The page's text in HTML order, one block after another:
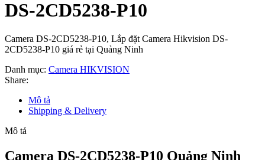
DS-2CD5238-P10
Camera DS-2CD5238-P10, Lắp đặt Camera Hikvision DS-
2CD5238-P10 giá rẻ tại Quảng Ninh
Danh mục: Camera HIKVISION
Share:
Mô tả
Shipping & Delivery
Mô tả
Camera DS-2CD5238-P10 Quảng Ninh